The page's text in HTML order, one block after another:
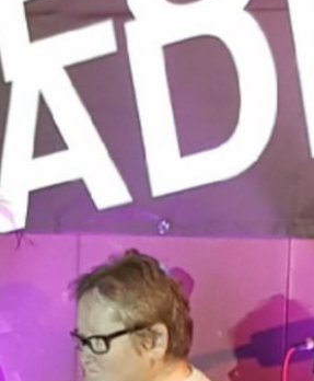
Monatsthema von Radio
war an der Fachhochschule
Nordwestschweiz. Dort hat
Student*innen gesprochen.
jemandem vom
telefoniert. Das Restaurant
Kuh. Dort arbeiten
Seh-Beeinträchtigung. Wir
unserem Archiv gewühlt.
noch mehr Radiobeiträge
Inklusion. Natürlich fehlt
Portion Happy-Musik nicht.